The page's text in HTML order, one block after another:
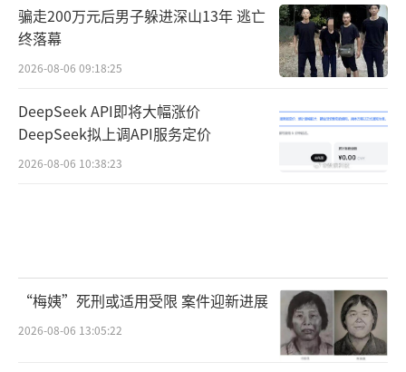
骗走200万元后男子躲进深山13年 逃亡
终落幕
2026-08-06 09:18:25
DeepSeek API即将大幅涨价
DeepSeek拟上调API服务定价
2026-08-06 10:38:23
“梅姨”死刑或适用受限 案件迎新进展
2026-08-06 13:05:22